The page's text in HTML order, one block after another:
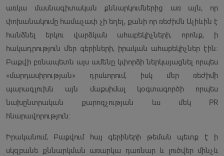
առկա մասնագիտական քննարկումներից առ այն, որ
փոխանակումը համաչափ չի եղել, քանի որ ռեժիմն Ալիևին է
հանձնել երկու վարձկան ահաբեկիչների, որոնք, ի
հակադրություն մեր գերիների, իրական ահաբեկիչներ էին։
Բաքվի բռնապետն այս ամենը կփորձի ներկայացնել որպես
«մարդասիրության» դրսևորում, իսկ մեր ռեժիմի
պարագլուխն այն մաքսիմալ կօգտագործի որպես
նախընտրական քարոզչության ևս մեկ PR
հնարավորություն։
Իրականում, Բաքվում հայ գերիների թեման պետք է ի
սկզբանե քննարկման առարկա դառնար և լուծվեր մինչև